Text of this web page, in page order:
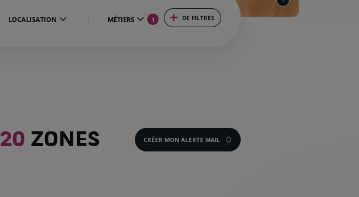
LOCALISATION MÉTIERS 1 DE FILTRES
20 ZONES
CRÉER MON ALERTE MAIL